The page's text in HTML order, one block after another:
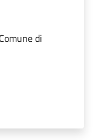
di